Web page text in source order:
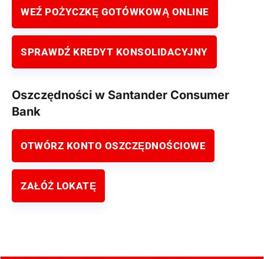
WEŹ POŻYCZKĘ GOTÓWKOWĄ ONLINE
SPRAWDŹ KREDYT KONSOLIDACYJNY
Oszczędności w Santander Consumer
Bank
OTWÓRZ KONTO OSZCZĘDNOŚCIOWE
ZAŁÓŻ LOKATĘ